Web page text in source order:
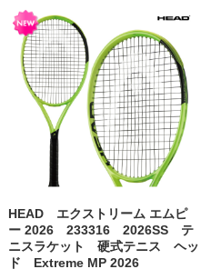
HEAD エクストリーム エムピ
ー 2026 233316 2026SS テ
ニスラケット 硬式テニス ヘッ
ド Extreme MP 2026